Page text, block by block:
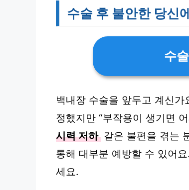
수술 후 불안한 당신
수
백내장 수술을 앞두고 계신
정했지만 “부작용이 생기면
시력 저하 같은 불편을 겪는
통해 대부분 예방할 수 있어
세요.